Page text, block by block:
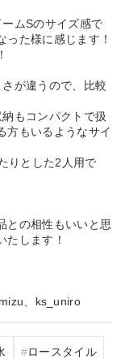
ムSのサイズ感で
た様に感じます！
が違うので、比較
もコンパクトで扱
方もいるようなサイ
りとした2人用で
との相性もいいと思
たします！
、ks_uniro
ロースタイル